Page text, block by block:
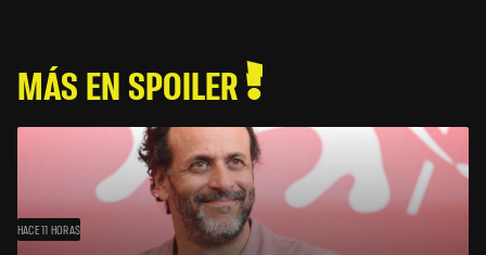
MÁS EN SPOILER
HACE 11 HORAS